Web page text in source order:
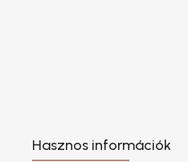
Hasznos információk